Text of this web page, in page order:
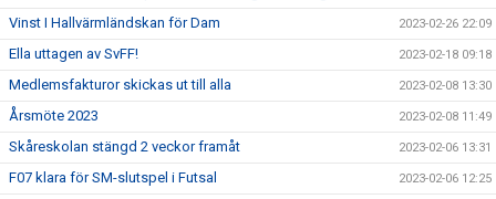
Vinst I Hallvärmländskan för Dam 2023-02-26 22:09
Ella uttagen av SvFF! 2023-02-18 09:18
Medlemsfakturor skickas ut till alla 2023-02-08 13:30
Årsmöte 2023 2023-02-08 11:49
Skåreskolan stängd 2 veckor framåt 2023-02-06 13:31
F07 klara för SM-slutspel i Futsal 2023-02-06 12:25